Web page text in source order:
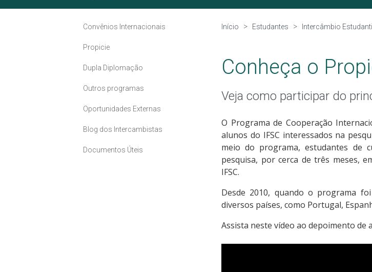
Convênios Internacionais
Propicie
Dupla Diplomação
Outros programas
Oportunidades Externas
Blog dos Intercambistas
Documentos Úteis
Início Estudantes Intercâmbio Estudantil
Conheça o
Veja como participar do
O Programa de Cooperação
alunos do IFSC interessados na
meio do programa, estudantes de
pesquisa, por cerca de três meses,
IFSC.
Desde 2010, quando o programa
diversos países, como Portugal,
Assista neste vídeo ao depoimento de